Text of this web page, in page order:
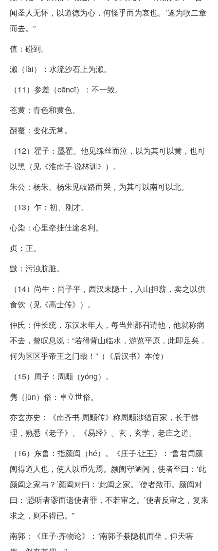
闻圣人无怀，以道德为心，何怪乎而为哀也。’遂为歌二章
而去。”
值：碰到。
濑（lài）：水流沙石上为濑。
（11）参差（cēncī）：不一致。
苍黄：青色和黄色。
翻覆：变化无常。
（12）翟子：墨翟。他见练丝而泣，以为其可以黄，也可
以黑（见《淮南子·说林训》）。
朱公：杨朱。杨朱见歧路而哭，为其可以南可以北。
（13）乍：初、刚才。
心染：心里牵挂仕途名利。
贞：正。
黩：污浊肮脏。
（14）尚生：尚子平，西汉末隐士，入山担薪，卖之以供
食饮（见《高士传》）。
仲氏：仲长统，东汉末年人，每当州郡召请他，他就称病
不去，曾叹息说：“若得背山临水，游览平原，此即足矣，
何为区区乎帝王之门哉！”（《后汉书》本传）
（15）周子：周颙（yóng）。
隽（jùn）俗：卓立世俗。
亦玄亦史：《南齐书·周颙传》称周颙涉猎百家，长于佛
理，熟悉《老子》、《易经》。玄，玄学，老庄之道。
（16）东鲁：指颜阖（hé）。《庄子·让王》：“鲁君闻颜
阖得道人也，使人以币先焉。颜阖守陋闾，使者至曰：‘此
颜阖之家与？’颜阖对曰：‘此阖之家。’使者致币。颜阖对
曰：‘恐听者谬而遗使者罪，不若审之。’使者反审之，复来
求之，则不得已。”
南郭：《庄子·齐物论》：“南郭子綦隐机而坐，仰天嗒